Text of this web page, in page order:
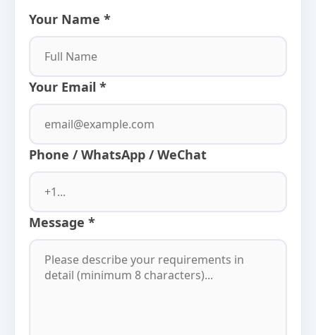
Your Name *
Your Email *
Phone / WhatsApp / WeChat
Message *